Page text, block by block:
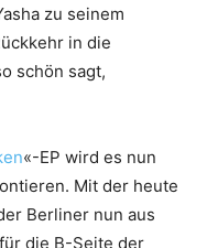
zu seinem
in die
schön sagt,
«-EP wird es nun
Mit der heute
Berliner nun aus
die B-Seite der